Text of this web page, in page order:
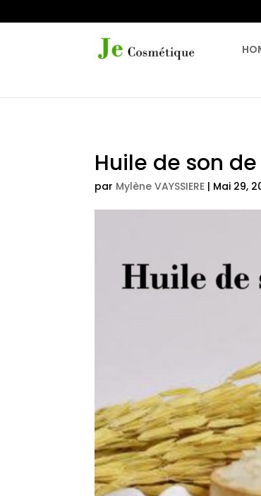
Huile de son de
par Mylène VAYSSIERE | Mai 29,